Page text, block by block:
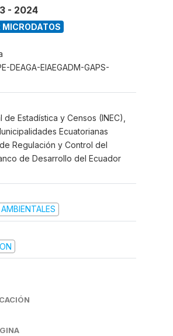
- 2024
DEAGA-EIAEGADM-GAPS-
de Estadística y Censos (INEC),
Ecuatorianas
Regulación y Control del
de Desarrollo del Ecuador